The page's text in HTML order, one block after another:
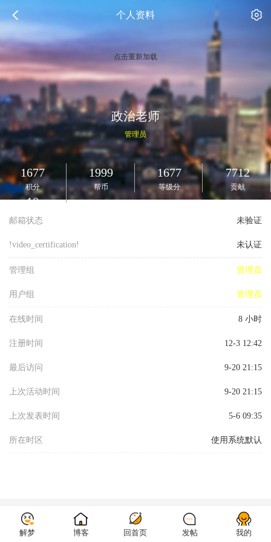
个人资料
点击重新加载
政治老师
管理员
1677
积分
1999
帮币
1677
等级分
7712
贡献
10
测试币
邮箱状态 未验证
!video_certification! 未认证
管理组 管理员
用户组 管理员
在线时间 8 小时
注册时间 12-3 12:42
最后访问 9-20 21:15
上次活动时间 9-20 21:15
上次发表时间 5-6 09:35
所在时区 使用系统默认
解梦 博客 回首页 发帖 我的
解梦 博客 回首页 发帖 我的